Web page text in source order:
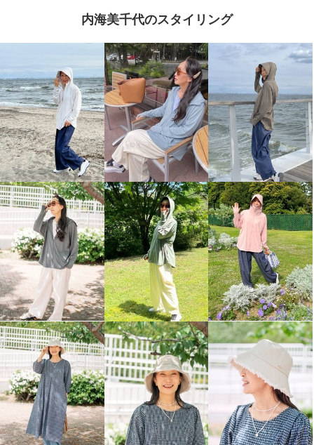
ヘ・エラ 抗菌防臭 コットン贅沢
仕立て 手軽にバストが整う！ カ
ップ付インナー ２枚セット
エクリュセット Ｌ
¥0
ヘ・エラ 抗菌防臭 コットン贅沢
仕立て 手軽にバストが整う！ カ
ップ付インナー ２枚セット
エクリュセット ＬＬ
¥0
内海美千代のスタイリング